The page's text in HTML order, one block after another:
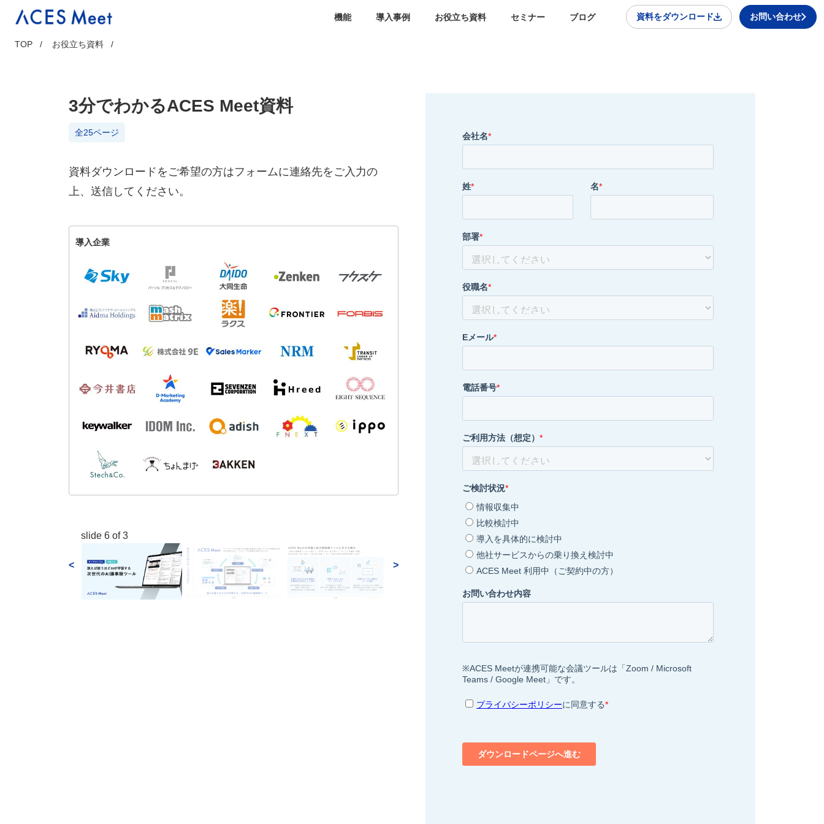
機能 導入事例 お役立ち資料 セミナー ブログ 資料をダウンロード お問い合わせ
TOP お役立ち資料
3分でわかるACES Meet資料
全25ページ
資料ダウンロードをご希望の方はフォームに連絡先をご入力の
上、送信してください。
導入企業
slide 6 of 3